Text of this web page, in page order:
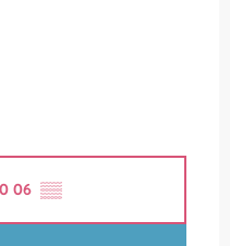
06 ▒▒